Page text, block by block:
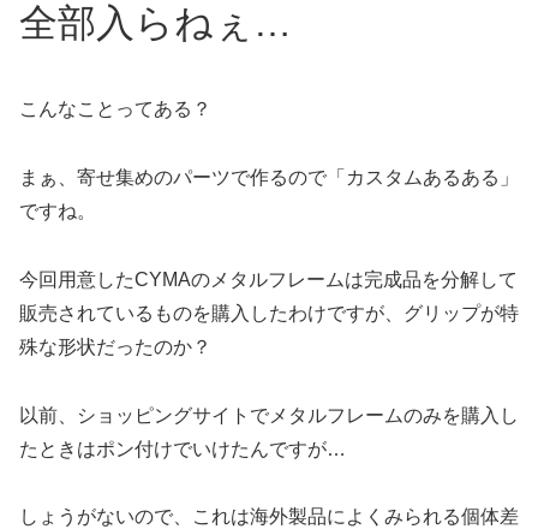
全部入らねぇ…
こんなことってある？
まぁ、寄せ集めのパーツで作るので「カスタムあるある」
ですね。
今回用意したCYMAのメタルフレームは完成品を分解して
販売されているものを購入したわけですが、グリップが特
殊な形状だったのか？
以前、ショッピングサイトでメタルフレームのみを購入し
たときはポン付けでいけたんですが…
しょうがないので、これは海外製品によくみられる個体差